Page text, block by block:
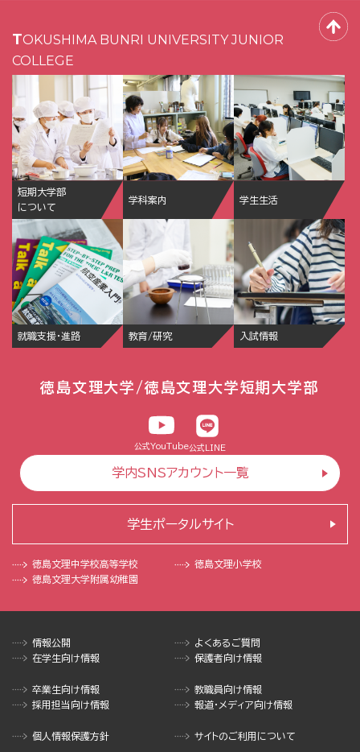
TOKUSHIMA BUNRI UNIVERSITY JUNIOR
COLLEGE
短期大学部
について
学科案内 学生生活
就職支援・進路 教育/研究 入試情報
徳島文理大学/徳島文理大学短期大学部
公式YouTube公式LINE
学内SNSアカウント一覧
徳島文理中学校高等学校
徳島文理小学校
徳島文理大学附属幼稚園
学生ポータルサイト
情報公開
よくあるご質問
在学生向け情報
保護者向け情報
卒業生向け情報
教職員向け情報
採用担当向け情報
報道・メディア向け情報
個人情報保護方針 サイトのご利用について